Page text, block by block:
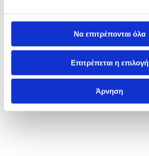
Να επιτρέπονται όλα
Επιτρέπεται η επιλογή
Άρνηση